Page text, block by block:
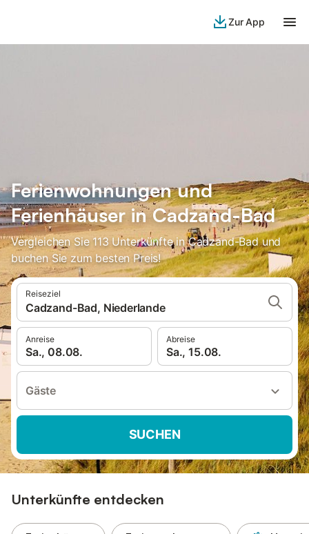
Zur App
Ferienwohnungen und
Ferienhäuser in Cadzand-Bad
Vergleichen Sie 113 Unterkünfte in Cadzand-Bad und
buchen Sie zum besten Preis!
Reiseziel
Cadzand-Bad, Niederlande
Anreise
Sa., 08.08.
Abreise
Sa., 15.08.
Gäste
SUCHEN
Unterkünfte entdecken